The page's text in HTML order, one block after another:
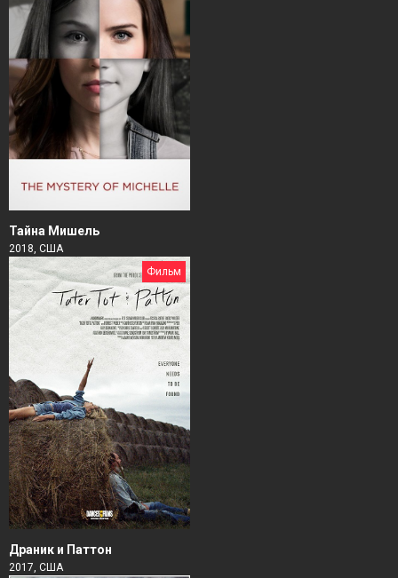
Тайна Мишель
2018, США
Фильм
Драник и Паттон
2017, США